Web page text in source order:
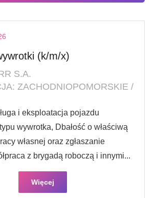
(k/m/x)
S.A.
ZACHODNIOPOMORSKIE /
i eksploatacja pojazdu
wywrotka, Dbałość o właściwą
własnej oraz zgłaszanie
z brygadą roboczą i innymi...
Więcej